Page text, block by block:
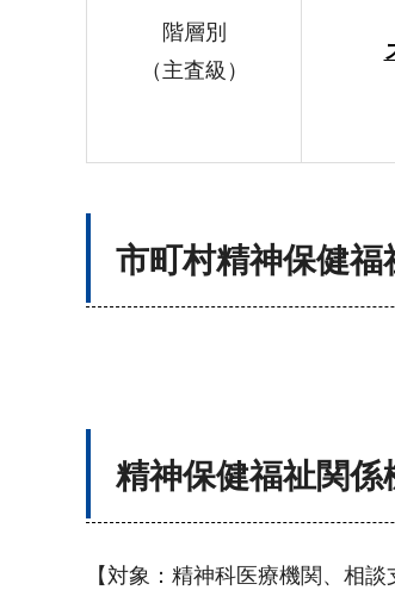
階層別
（主査級）
市町村精神保健福
精神保健福祉関係
【対象：精神科医療機関、相